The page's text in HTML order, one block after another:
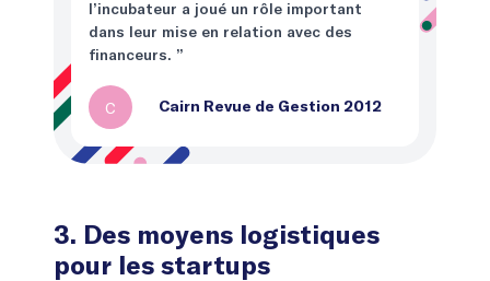
l’incubateur a joué un rôle important
dans leur mise en relation avec des
financeurs. ”
C Cairn Revue de Gestion 2012
3. Des moyens logistiques
pour les startups